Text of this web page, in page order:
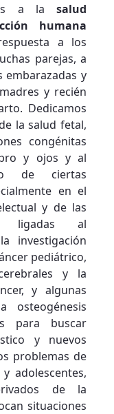
a la salud
humana
a los
parejas, a
embarazadas y
y recién
Dedicamos
la salud fetal,
congénitas
y ojos y al
de ciertas
en el
y de las
ligadas al
investigación
pediátrico,
y la
y algunas
osteogénesis
para buscar
y nuevos
problemas de
adolescentes,
de la
situaciones